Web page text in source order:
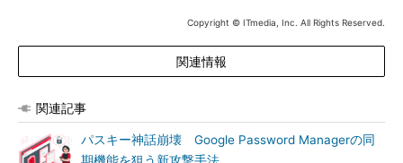
Copyright © ITmedia, Inc. All Rights Reserved.
関連情報
関連記事
パスキー神話崩壊 Google Password Managerの同